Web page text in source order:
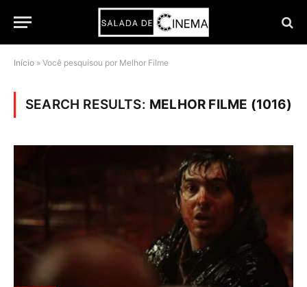
Início » Você pesquisou por Melhor Filme
SEARCH RESULTS: MELHOR FILME (1016)